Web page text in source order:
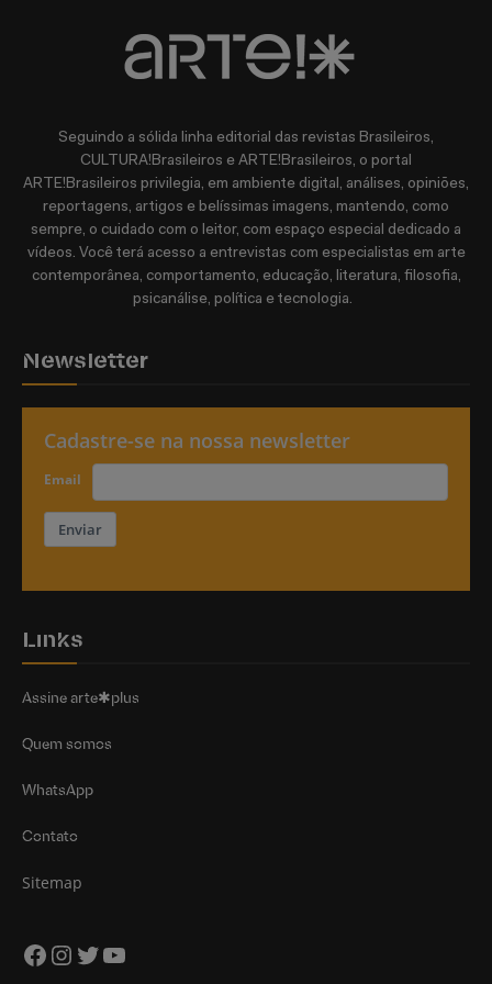
Seguindo a sólida linha editorial das revistas Brasileiros,
CULTURA!Brasileiros e ARTE!Brasileiros, o portal
ARTE!Brasileiros privilegia, em ambiente digital, análises, opiniões,
reportagens, artigos e belíssimas imagens, mantendo, como
sempre, o cuidado com o leitor, com espaço especial dedicado a
vídeos. Você terá acesso a entrevistas com especialistas em arte
contemporânea, comportamento, educação, literatura, filosofia,
psicanálise, política e tecnologia.
Newsletter
Cadastre-se na nossa newsletter
Email
Enviar
Links
Assine arte✱plus
Quem somos
WhatsApp
Contato
Sitemap
Facebook
Instagram
Twitter
Youtube